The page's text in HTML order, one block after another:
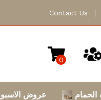
Contact Us
0
عروض